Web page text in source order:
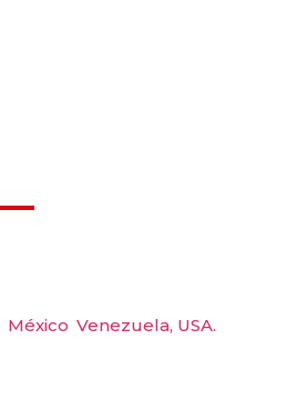
México Venezuela, USA.